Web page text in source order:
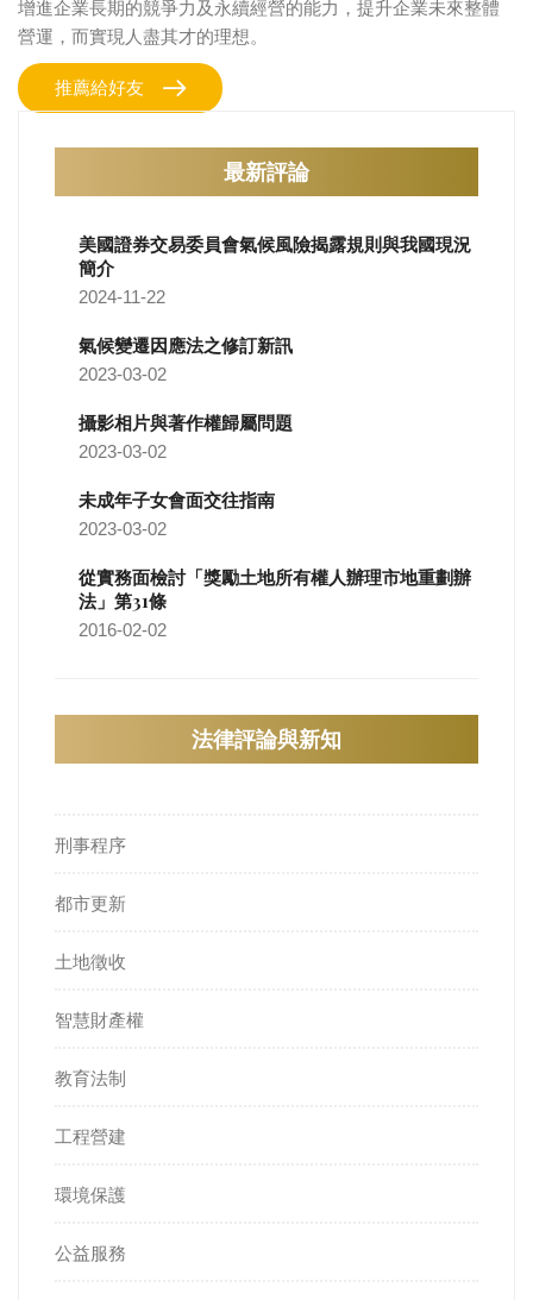
增進企業長期的競爭力及永續經營的能力，提升企業未來整體
營運，而實現人盡其才的理想。
推薦給好友
最新評論
美國證券交易委員會氣候風險揭露規則與我國現況
簡介
2024-11-22
氣候變遷因應法之修訂新訊
2023-03-02
攝影相片與著作權歸屬問題
2023-03-02
未成年子女會面交往指南
2023-03-02
從實務面檢討「獎勵土地所有權人辦理市地重劃辦
法」第31條
2016-02-02
法律評論與新知
刑事程序
都市更新
土地徵收
智慧財產權
教育法制
工程營建
環境保護
公益服務